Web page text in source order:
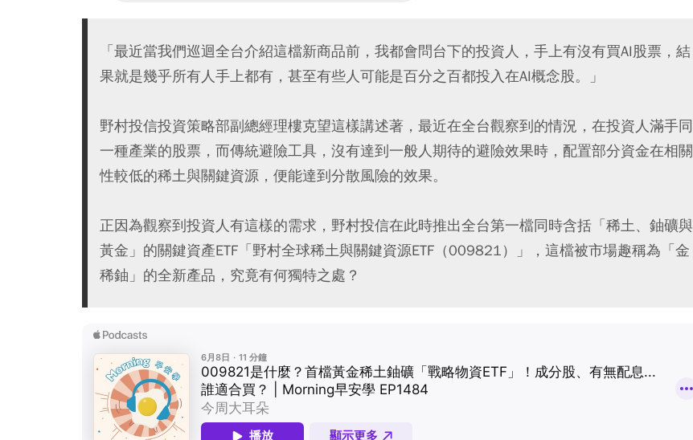
「最近當我們巡迴全台介紹這檔新商品前，我都會問台下的投資人，手上有沒有買AI股票，結
果就是幾乎所有人手上都有，甚至有些人可能是百分之百都投入在AI概念股。」
野村投信投資策略部副總經理樓克望這樣講述著，最近在全台觀察到的情況，在投資人滿手同
一種產業的股票，而傳統避險工具，沒有達到一般人期待的避險效果時，配置部分資金在相關
性較低的稀土與關鍵資源，便能達到分散風險的效果。
正因為觀察到投資人有這樣的需求，野村投信在此時推出全台第一檔同時含括「稀土、鈾礦與
黃金」的關鍵資產ETF「野村全球稀土與關鍵資源ETF（009821）」，這檔被市場趣稱為「金
稀鈾」的全新產品，究竟有何獨特之處？